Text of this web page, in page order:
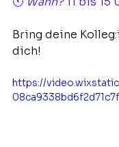
Bring deine
dich!
https://